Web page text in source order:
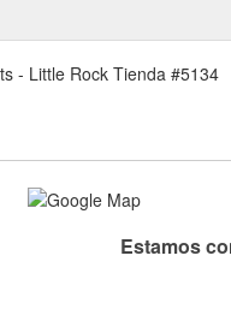
- Little Rock Tienda #5134
Estamos